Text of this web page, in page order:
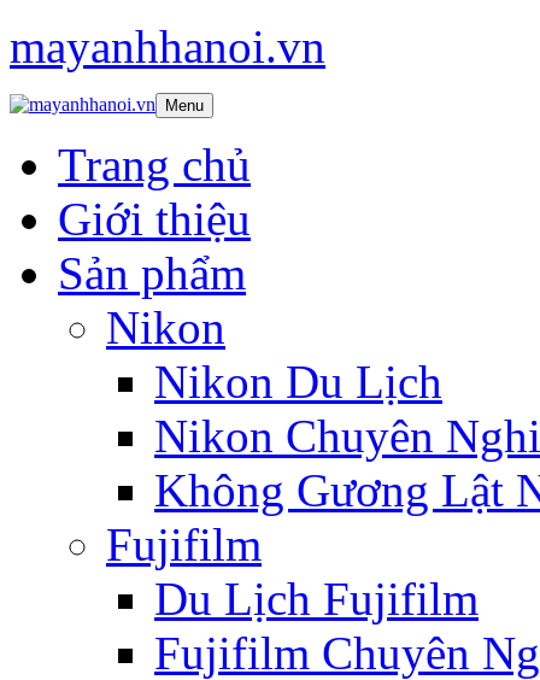
mayanhhanoi.vn
Menu
Trang chủ
Giới thiệu
Sản phẩm
Nikon
Nikon Du Lịch
Nikon Chuyên
Không Gương Lật
Fujifilm
Du Lịch Fujifilm
Fujifilm Chuyên